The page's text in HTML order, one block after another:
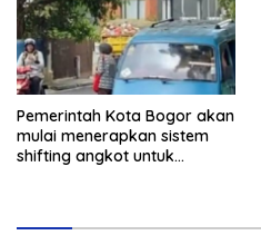
Pemerintah Kota Bogor akan
mulai menerapkan sistem
shifting angkot untuk